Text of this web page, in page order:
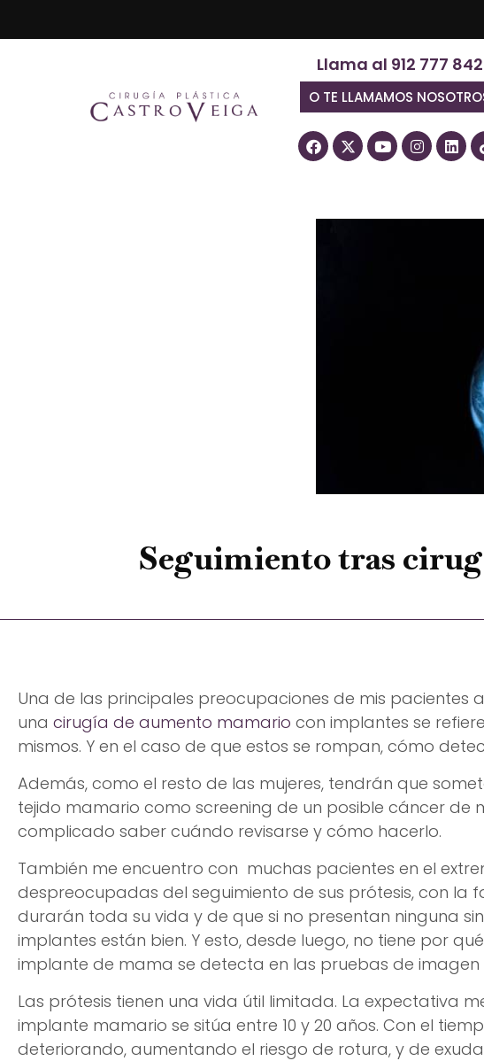
Llama al 912 777 842
O TE LLAMAMOS
Seguimiento tras
Una de las principales preocupaciones de mis pacientes
una cirugía de aumento mamario con implantes se
mismos. Y en el caso de que estos se rompan, cómo
Además, como el resto de las mujeres, tendrán que
tejido mamario como screening de un posible cáncer de
complicado saber cuándo revisarse y cómo hacerlo.
También me encuentro con muchas pacientes en el
despreocupadas del seguimiento de sus prótesis, con la
durarán toda su vida y de que si no presentan ninguna
implantes están bien. Y esto, desde luego, no tiene por
implante de mama se detecta en las pruebas de imagen
Las prótesis tienen una vida útil limitada. La expectativa
implante mamario se sitúa entre 10 y 20 años. Con el
deteriorando, aumentando el riesgo de rotura, y de